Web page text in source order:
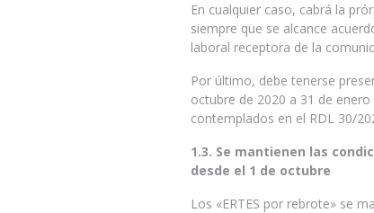
En cualquier caso, cabrá la
siempre que se alcance
laboral receptora de la
Por último, debe tenerse
octubre de 2020 a 31 de enero
contemplados en el RDL 30/
1.3. Se mantienen las
desde el 1 de octubre
Los «ERTES por rebrote» se